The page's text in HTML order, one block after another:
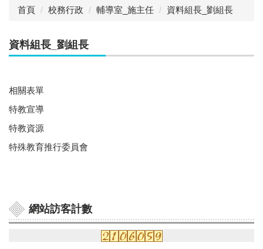
首頁 校務行政 輔導室_施主任 資料組長_劉組長
資料組長_劉組長
相關表單
特教宣導
特教資源
特殊教育推行委員會
網站訪客計數